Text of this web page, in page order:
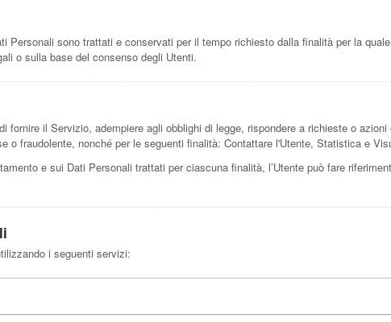
Personali sono trattati e conservati per il tempo richiesto dalla finalità per la
o sulla base del consenso degli Utenti.
fornire il Servizio, adempiere agli obblighi di legge, rispondere a richieste o
o fraudolente, nonché per le seguenti finalità: Contattare l'Utente, Statistica e
e sui Dati Personali trattati per ciascuna finalità, l’Utente può fare
i seguenti servizi: